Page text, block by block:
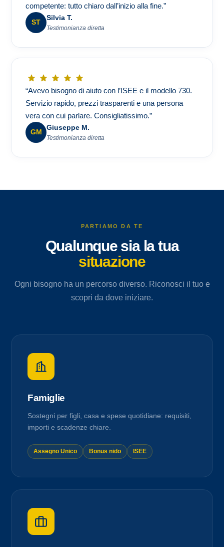
competente: tutto chiaro dall’inizio alla fine.”
ST
Silvia T.
Testimonianza diretta
“Avevo bisogno di aiuto con l’ISEE e il modello 730.
Servizio rapido, prezzi trasparenti e una persona
vera con cui parlare. Consigliatissimo.”
GM
Giuseppe M.
Testimonianza diretta
PARTIAMO DA TE
Qualunque sia la tua
situazione
Ogni bisogno ha un percorso diverso. Riconosci il tuo e
scopri da dove iniziare.
Famiglie
Sostegni per figli, casa e spese quotidiane: requisiti,
importi e scadenze chiare.
Assegno Unico Bonus nido ISEE